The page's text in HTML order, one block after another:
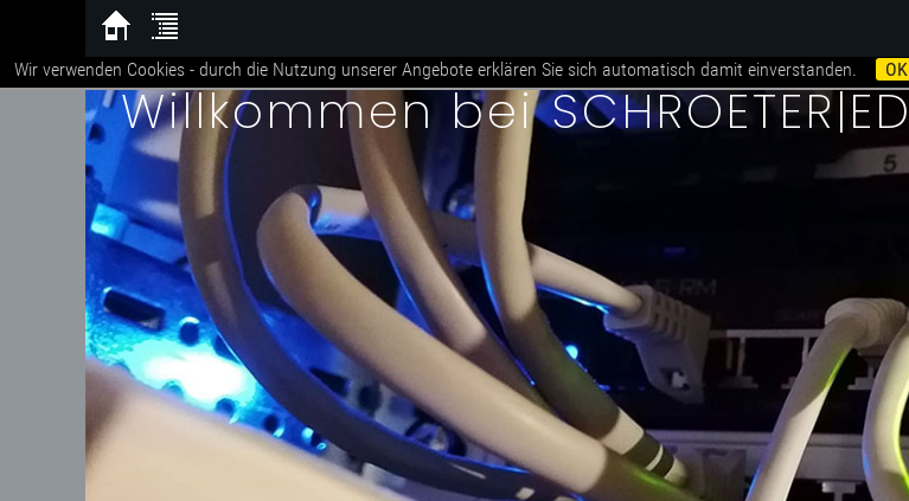
Willkommen bei
Wir verwenden Cookies - durch die Nutzung unserer Angebote erklären Sie sich automatisch damit einverstanden. OK